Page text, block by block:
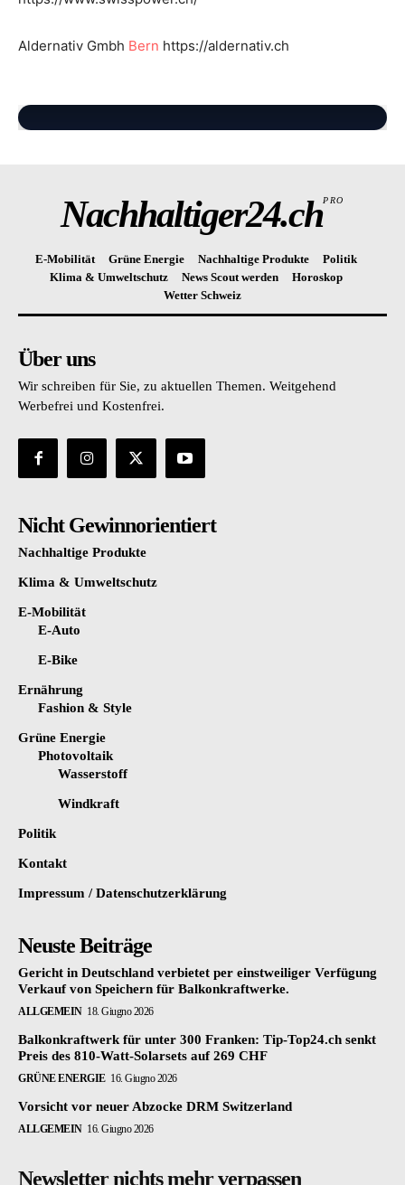
Aldernativ Gmbh Bern https://aldernativ.ch
Nachhaltiger24.chPRO
E-Mobilität Grüne Energie Nachhaltige Produkte
Politik
Klima & Umweltschutz
News Scout werden
Horoskop
Wetter Schweiz
Über uns
Wir schreiben für Sie, zu aktuellen Themen. Weitgehend
Werbefrei und Kostenfrei.
Nicht Gewinnorientiert
Nachhaltige Produkte
Klima & Umweltschutz
E-Mobilität
E-Auto
E-Bike
Ernährung
Fashion & Style
Grüne Energie
Photovoltaik
Wasserstoff
Windkraft
Politik
Kontakt
Impressum / Datenschutzerklärung
Neuste Beiträge
Gericht in Deutschland verbietet per einstweiliger Verfügung
Verkauf von Speichern für Balkonkraftwerke.
ALLGEMEIN 18. Giugno 2026
Balkonkraftwerk für unter 300 Franken: Tip-Top24.ch senkt
Preis des 810-Watt-Solarsets auf 269 CHF
GRÜNE ENERGIE 16. Giugno 2026
Vorsicht vor neuer Abzocke DRM Switzerland
ALLGEMEIN 16. Giugno 2026
Newsletter nichts mehr verpassen